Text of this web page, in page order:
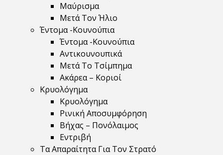
Μαύρισμα
Mετά Τον Ήλιο
Έντομα -Κουνούπια
Έντομα -Κουνούπια
Αντικουνουπικά
Μετά Το Τσίμπημα
Ακάρεα – Κοριοί
Κρυολόγημα
Κρυολόγημα
Ρινική Αποσυμφόρηση
Βήχας – Πονόλαιμος
Εντριβή
Τα Απαραίτητα Για Τον Στρατό